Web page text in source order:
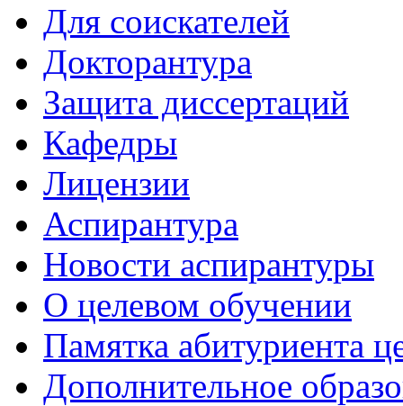
Для соискателей
Докторантура
Защита диссертаций
Кафедры
Лицензии
Аспирантура
Новости аспирантуры
О целевом обучении
Памятка абитуриента
Дополнительное